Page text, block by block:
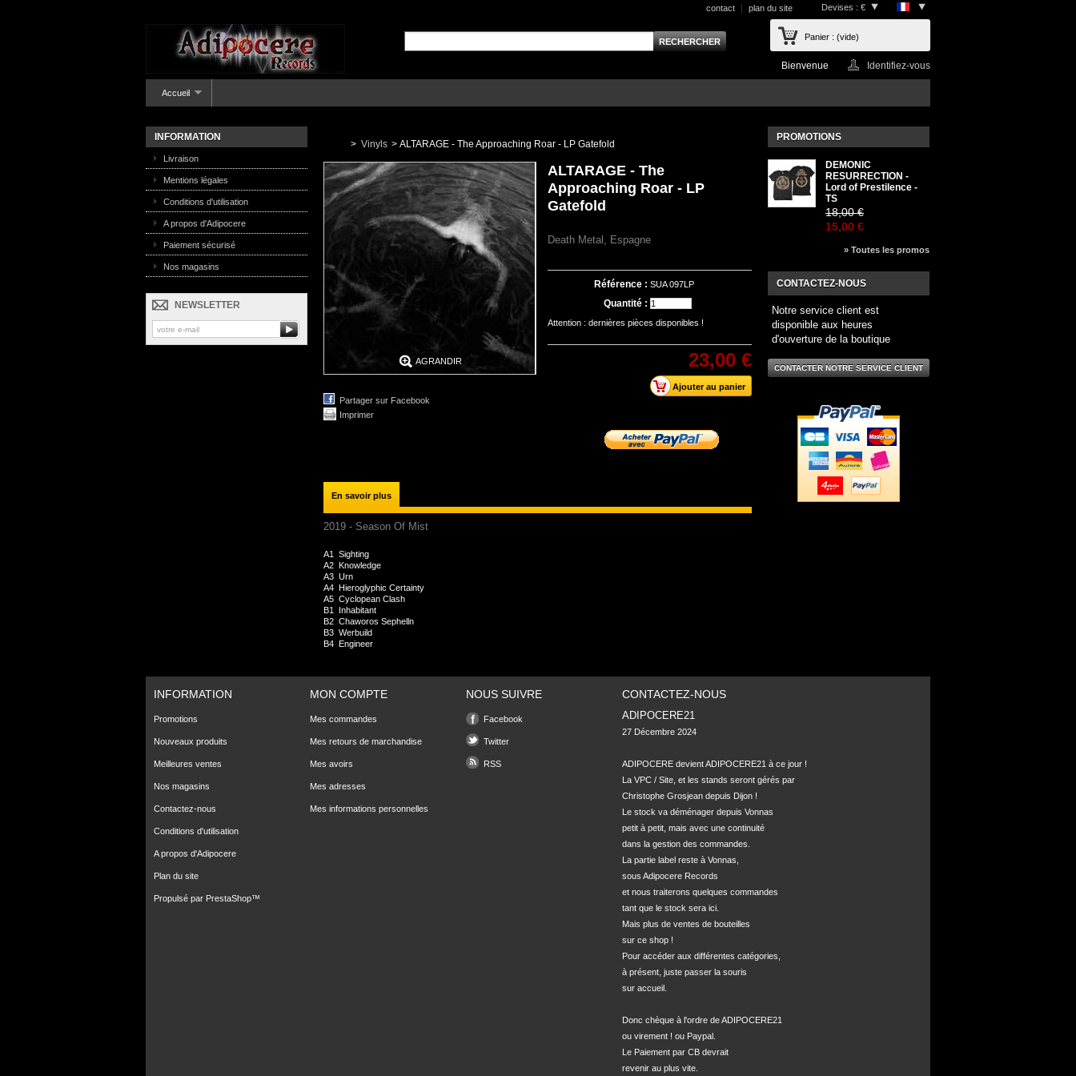
Devises : €
contact plan du site
Panier : (vide)
Bienvenue Identifiez-vous
Accueil
INFORMATION
Livraison
Mentions légales
Conditions d'utilisation
A propos d'Adipocere
Paiement sécurisé
Nos magasins
NEWSLETTER
> Vinyls > ALTARAGE - The Approaching Roar - LP Gatefold
AGRANDIR
Partager sur Facebook
Imprimer
ALTARAGE - The
Approaching Roar - LP
Gatefold
Death Metal, Espagne
Référence : SUA 097LP
Quantité :
Attention : dernières pièces disponibles !
23,00 €
En savoir plus
2019 - Season Of Mist
A1
Sighting
A2 Knowledge
A3 Urn
A4 Hieroglyphic Certainty
A5 Cyclopean Clash
B1
Inhabitant
B2 Chaworos Sephelln
B3 Werbuild
B4 Engineer
PROMOTIONS
DEMONIC
RESURRECTION -
Lord of Prestilence -
TS
18,00 €
15,00 €
» Toutes les promos
CONTACTEZ-NOUS
Notre service client est
disponible aux heures
d'ouverture de la boutique
CONTACTER NOTRE SERVICE CLIENT
INFORMATION
Promotions
Nouveaux produits
Meilleures ventes
Nos magasins
Contactez-nous
Conditions d'utilisation
A propos d'Adipocere
Plan du site
Propulsé par PrestaShop™
MON COMPTE
Mes commandes
Mes retours de marchandise
Mes avoirs
Mes adresses
Mes informations personnelles
NOUS SUIVRE
Facebook
Twitter
RSS
CONTACTEZ-NOUS
ADIPOCERE21
27 Décembre 2024
ADIPOCERE devient ADIPOCERE21 à ce jour !
La VPC / Site, et les stands seront gérés par
Christophe Grosjean depuis Dijon !
Le stock va déménager depuis Vonnas
petit à petit, mais avec une continuité
dans la gestion des commandes.
La partie label reste à Vonnas,
sous Adipocere Records
et nous traiterons quelques commandes
tant que le stock sera ici.
Mais plus de ventes de bouteilles
sur ce shop !
Pour accéder aux différentes catégories,
à présent, juste passer la souris
sur accueil.
Donc chèque à l'ordre de ADIPOCERE21
ou virement ! ou Paypal.
Le Paiement par CB devrait
revenir au plus vite.